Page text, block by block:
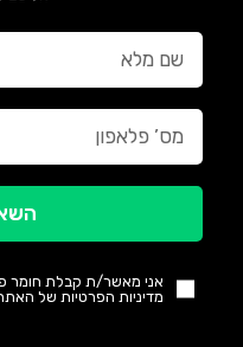
אני מאשר/ת קבלת חומר
מדיניות הפרטיות של